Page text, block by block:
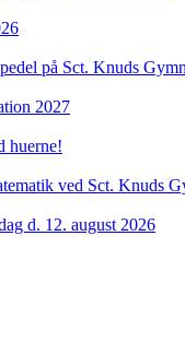
på Sct. Knuds
2027
huerne!
ved Sct. Knuds
d. 12. august 2026